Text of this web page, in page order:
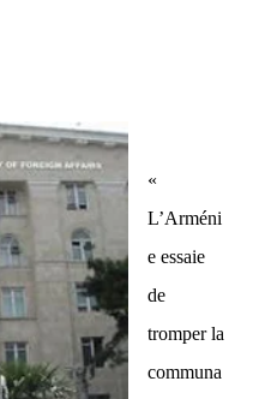
«
L’Arméni
e essaie
de
tromper la
communa